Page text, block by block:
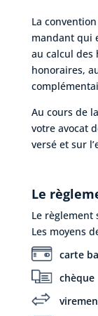
La
mandant qui
au calcul des
honoraires,
Au cours de
votre avocat
versé et sur
Le
Le règlement
Les moyens
carte
chèque